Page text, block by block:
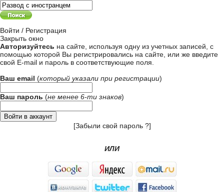
Войти / Регистрация
Закрыть окно
Авторизуйтесь на сайте, используя одну из учетных записей, с
помощью которой Вы регистрировались на сайте, или же введите
свой E-mail и пароль в соответствующие поля.
Ваш email (который указали при регистрации)
Ваш пароль (не менее 6-ти знаков)
[Забыли свой пароль ?]
ИЛИ